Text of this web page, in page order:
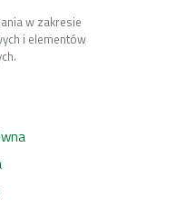
w zakresie
i elementów